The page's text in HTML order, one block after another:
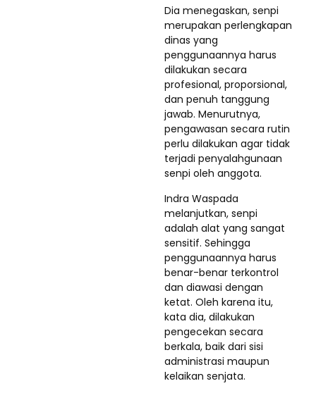
Dia menegaskan, senpi
merupakan perlengkapan
dinas yang
penggunaannya harus
dilakukan secara
profesional, proporsional,
dan penuh tanggung
jawab. Menurutnya,
pengawasan secara rutin
perlu dilakukan agar tidak
terjadi penyalahgunaan
senpi oleh anggota.
Indra Waspada
melanjutkan, senpi
adalah alat yang sangat
sensitif. Sehingga
penggunaannya harus
benar-benar terkontrol
dan diawasi dengan
ketat. Oleh karena itu,
kata dia, dilakukan
pengecekan secara
berkala, baik dari sisi
administrasi maupun
kelaikan senjata.